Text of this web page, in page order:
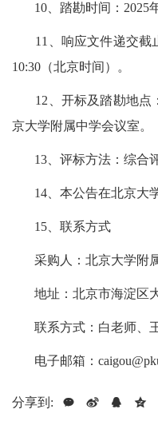
10、踏勘时间：2025
11、响应文件递交截
10:30（北京时间）。
12、开标及踏勘地点
京大学附属中学会议室。
13、评标方法：综合
14、本公告在北京大
15、联系方式
采购人：北京大学附
地址：北京市海淀区
联系方式：白老师、
电子邮箱：
分享到: